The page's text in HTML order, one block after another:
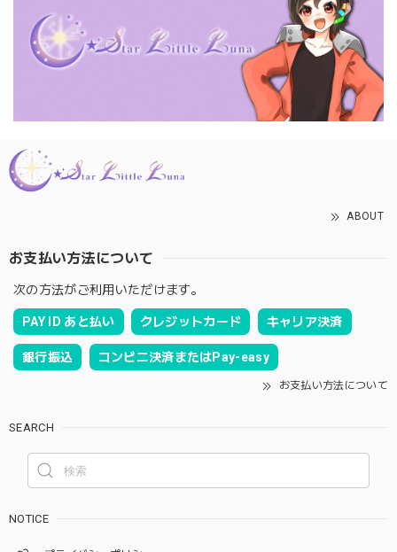
ABOUT
お支払い方法について
次の方法がご利用いただけます。
PAY ID あと払い クレジットカード キャリア決済
銀行振込 コンビニ決済またはPay-easy
お支払い方法について
SEARCH
NOTICE